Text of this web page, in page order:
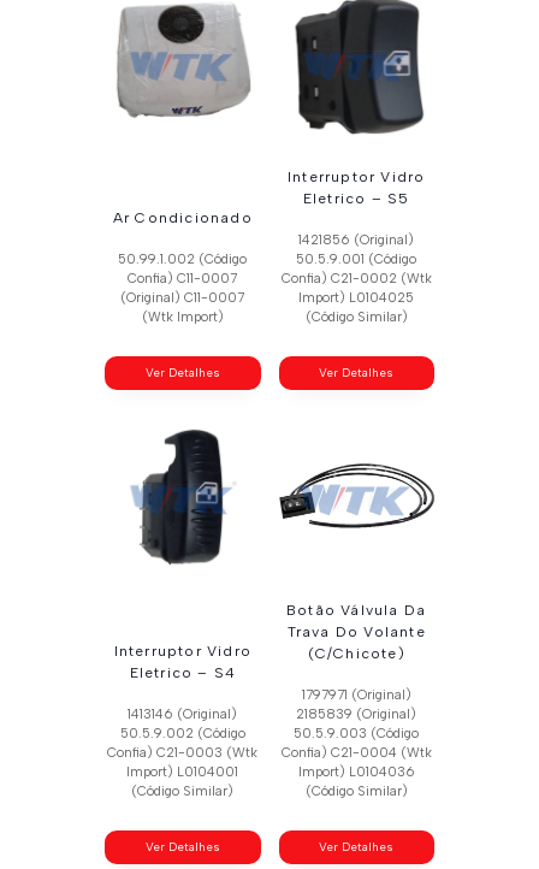
Ar Condicionado
50.99.1.002 (Código
Confia) C11-0007
(Original) C11-0007
(Wtk Import)
Ver Detalhes
Interruptor Vidro
Eletrico – S5
1421856 (Original)
50.5.9.001 (Código
Confia) C21-0002 (Wtk
Import) L0104025
(Código Similar)
Ver Detalhes
Interruptor Vidro
Eletrico – S4
1413146 (Original)
50.5.9.002 (Código
Confia) C21-0003 (Wtk
Import) L0104001
(Código Similar)
Ver Detalhes
Botão Válvula Da
Trava Do Volante
(C/Chicote)
1797971 (Original)
2185839 (Original)
50.5.9.003 (Código
Confia) C21-0004 (Wtk
Import) L0104036
(Código Similar)
Ver Detalhes